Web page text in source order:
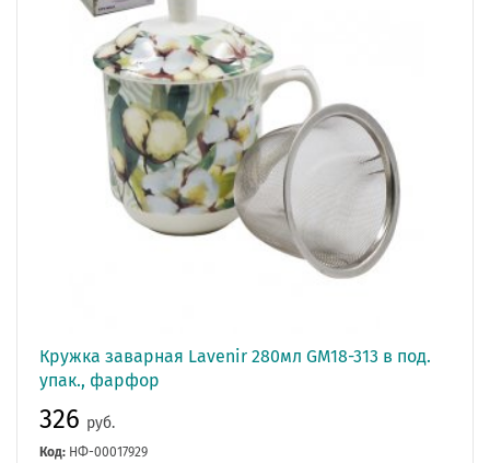
Кружка заварная Lavenir 280мл GM18-313 в под.
упак., фарфор
326 руб.
Код: НФ-00017929